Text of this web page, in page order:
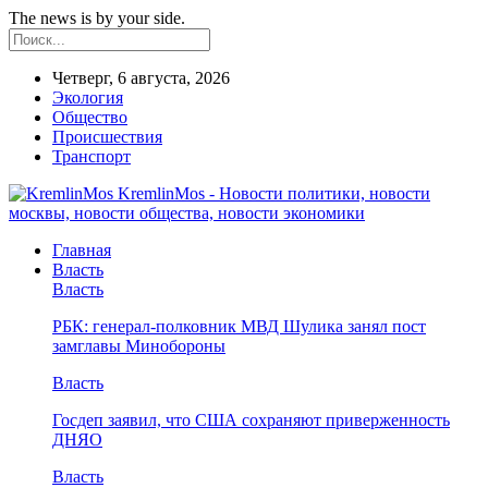
The news is by your side.
Четверг, 6 августа, 2026
Экология
Общество
Происшествия
Транспорт
KremlinMos - Новости политики, новости
москвы, новости общества, новости экономики
Главная
Власть
Власть
РБК: генерал-полковник МВД Шулика занял пост
замглавы Минобороны
Власть
Госдеп заявил, что США сохраняют приверженность
ДНЯО
Власть